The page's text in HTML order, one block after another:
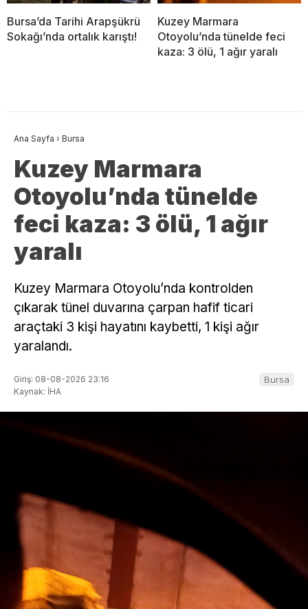
Bursa’da Tarihi Arapşükrü
Sokağı’nda ortalık karıştı!
Kuzey Marmara
Otoyolu’nda tünelde feci
kaza: 3 ölü, 1 ağır yaralı
Ana Sayfa › Bursa
Kuzey Marmara
Otoyolu’nda tünelde
feci kaza: 3 ölü, 1 ağır
yaralı
Kuzey Marmara Otoyolu’nda kontrolden
çıkarak tünel duvarına çarpan hafif ticari
araçtaki 3 kişi hayatını kaybetti, 1 kişi ağır
yaralandı.
Giriş: 08-08-2026 23:16
Kaynak: İHA
Bursa